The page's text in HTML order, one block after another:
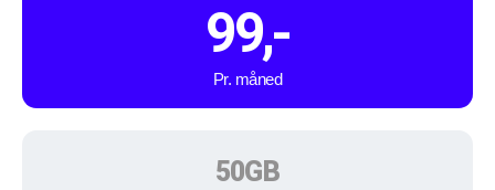
99,-
Pr. måned
50GB